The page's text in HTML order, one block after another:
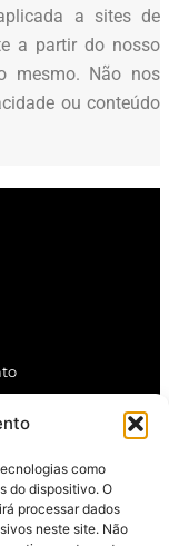
como
do dispositivo. O
processar dados
neste site. Não
a sites de
a partir do nosso
mesmo. Não nos
ou conteúdo